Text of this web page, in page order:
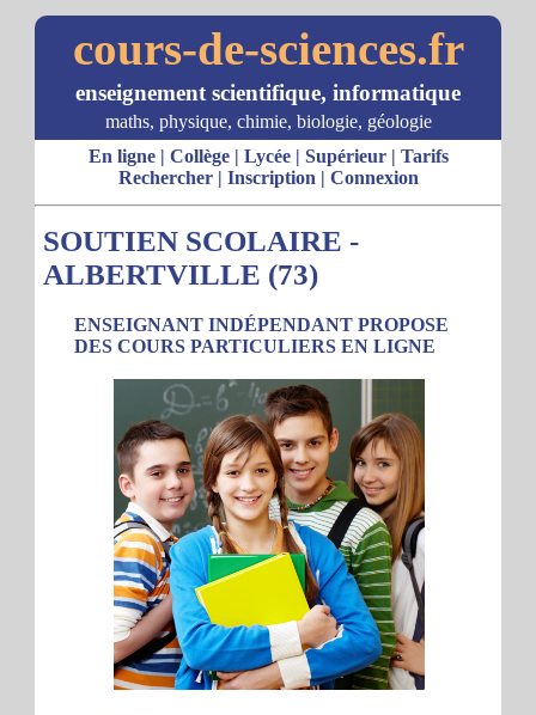
cours-de-sciences.fr
enseignement scientifique, informatique
maths, physique, chimie, biologie, géologie
En ligne| Collège| Lycée| Supérieur| Tarifs
Rechercher| Inscription | Connexion
SOUTIEN SCOLAIRE -
ALBERTVILLE (73)
ENSEIGNANT INDÉPENDANT PROPOSE
DES COURS PARTICULIERS EN LIGNE